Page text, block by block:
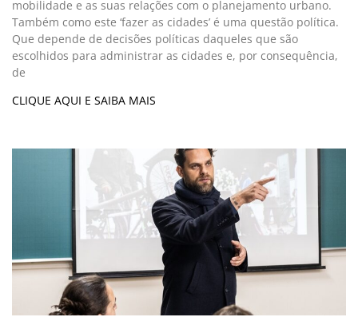
mobilidade e as suas relações com o planejamento urbano.
Também como este ‘fazer as cidades’ é uma questão política.
Que depende de decisões políticas daqueles que são
escolhidos para administrar as cidades e, por consequência,
de
CLIQUE AQUI E SAIBA MAIS